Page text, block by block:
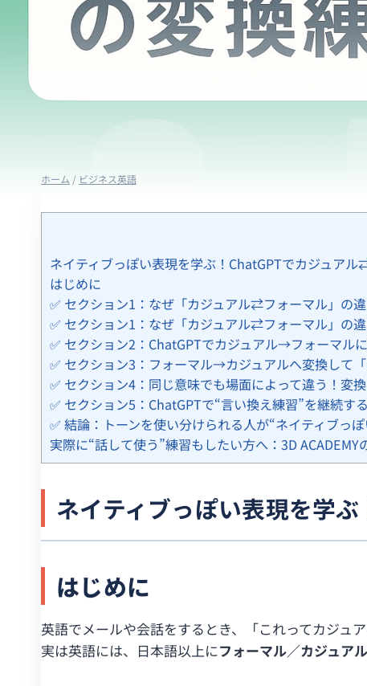
ホーム / ビジネス英語
ネイティブっぽい表現を学ぶ！ChatGPTでカジュア
はじめに
✅ セクション1：なぜ「カジュアル⇄フォーマル」の
✅ セクション1：なぜ「カジュアル⇄フォーマル」の
✅ セクション2：ChatGPTでカジュアル→フォーマル
✅ セクション3：フォーマル→カジュアルへ変換して
✅ セクション4：同じ意味でも場面によって違う！変
✅ セクション5：ChatGPTで“言い換え練習”を継続す
✅ 結論：トーンを使い分けられる人が“ネイティブっ
実際に“話して使う”練習もしたい方へ：3D ACADEMY
ネイティブっぽい表現を学
はじめに
英語でメールや会話をするとき、「これってカジュ
実は英語には、日本語以上にフォーマル／カジュア